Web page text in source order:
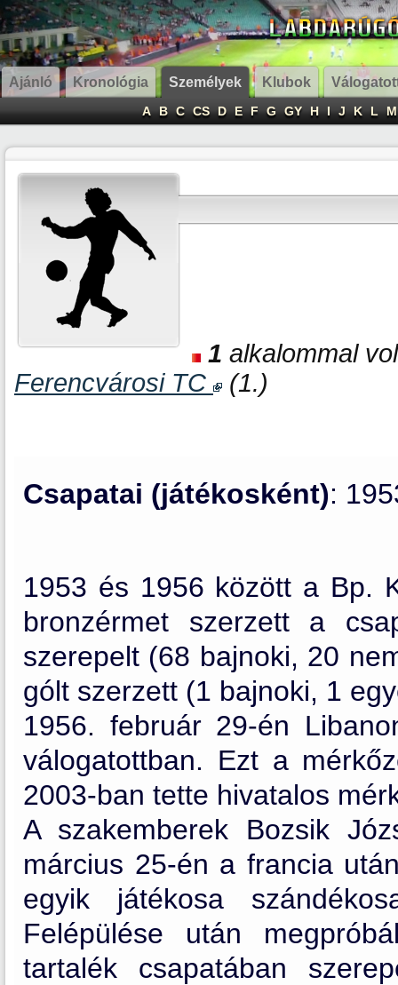
Ajánló Kronológia Személyek Klubok
A B C CS D E F G GY H I J K L M
1 alkalommal
Ferencvárosi TC
(1.)
Csapatai (játékosként):
1953 és 1956 között a Bp.
bronzérmet szerzett a
szerepelt (68 bajnoki, 20
gólt szerzett (1 bajnoki, 1
1956. február 29-én
válogatottban. Ezt a
2003-ban tette hivatalos
A szakemberek Bozsik
március 25-én a francia
egyik játékosa
Felépülése után
tartalék csapatában